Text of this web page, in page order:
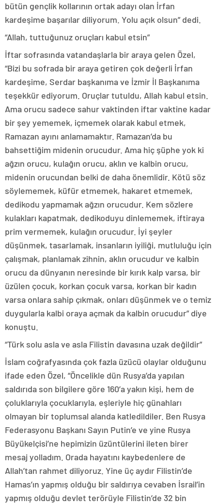
bütün gençlik kollarının ortak adayı olan İrfan
kardeşime başarılar diliyorum. Yolu açık olsun” dedi.
“Allah, tuttuğunuz oruçları kabul etsin”
İftar sofrasında vatandaşlarla bir araya gelen Özel,
“Bizi bu sofrada bir araya getiren çok değerli İrfan
kardeşime, Serdar başkanıma ve İzmir İl Başkanıma
teşekkür ediyorum. Oruçlar tutuldu, Allah kabul etsin.
Ama orucu sadece sahur vaktinden iftar vaktine kadar
bir şey yememek, içmemek olarak kabul etmek,
Ramazan ayını anlamamaktır. Ramazan’da bu
bahsettiğim midenin orucudur. Ama hiç şüphe yok ki
ağzın orucu, kulağın orucu, aklın ve kalbin orucu,
midenin orucundan belki de daha önemlidir. Kötü söz
söylememek, küfür etmemek, hakaret etmemek,
dedikodu yapmamak ağzın orucudur. Kem sözlere
kulakları kapatmak, dedikoduyu dinlememek, iftiraya
prim vermemek, kulağın orucudur. İyi şeyler
düşünmek, tasarlamak, insanların iyiliği, mutluluğu için
çalışmak, planlamak zihnin, aklın orucudur ve kalbin
orucu da dünyanın neresinde bir kırık kalp varsa, bir
üzülen çocuk, korkan çocuk varsa, korkan bir kadın
varsa onlara sahip çıkmak, onları düşünmek ve o temiz
duygularla kalbi oraya açmak da kalbin orucudur” diye
konuştu.
“Türk solu asla ve asla Filistin davasına uzak değildir”
İslam coğrafyasında çok fazla üzücü olaylar olduğunu
ifade eden Özel, “Öncelikle dün Rusya’da yapılan
saldırıda son bilgilere göre 160’a yakın kişi, hem de
çoluklarıyla çocuklarıyla, eşleriyle hiç günahları
olmayan bir toplumsal alanda katledildiler. Ben Rusya
Federasyonu Başkanı Sayın Putin’e ve yine Rusya
Büyükelçisi’ne hepimizin üzüntülerini ileten birer
mesaj yolladım. Orada hayatını kaybedenlere de
Allah’tan rahmet diliyoruz. Yine üç aydır Filistin’de
Hamas’ın yapmış olduğu bir saldırıya cevaben İsrail’in
yapmış olduğu devlet terörüyle Filistin’de 32 bin